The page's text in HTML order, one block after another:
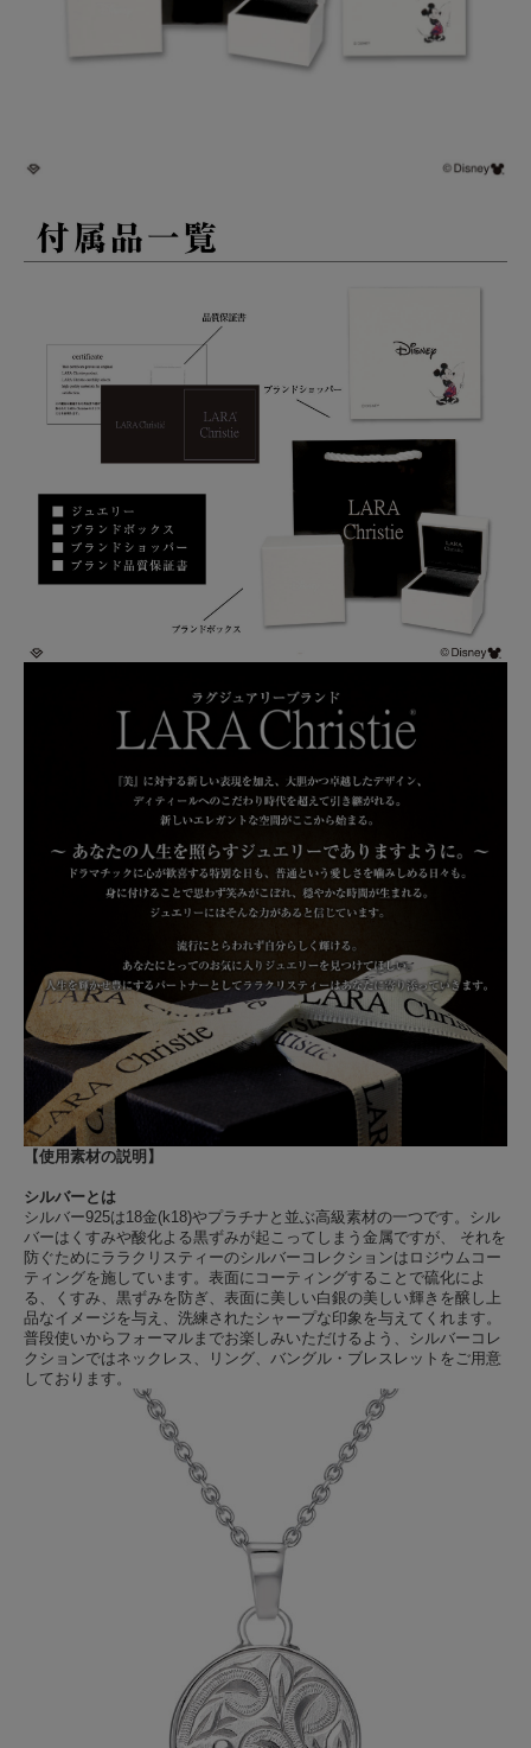
【使用素材の説明】
シルバーとは
シルバー925は18金(k18)やプラチナと並ぶ高級素材の一つです。シル
バーはくすみや酸化よる黒ずみが起こってしまう金属ですが、 それを
防ぐためにララクリスティーのシルバーコレクションはロジウムコー
ティングを施しています。表面にコーティングすることで硫化によ
る、くすみ、黒ずみを防ぎ、表面に美しい白銀の美しい輝きを醸し上
品なイメージを与え、洗練されたシャープな印象を与えてくれます。
普段使いからフォーマルまでお楽しみいただけるよう、シルバーコレ
クションではネックレス、リング、バングル・ブレスレットをご用意
しております。